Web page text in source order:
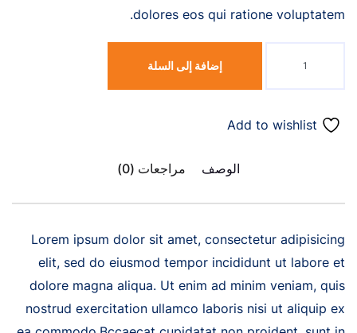
dolores eos qui ratione voluptatem.
إضافة إلى السلة
Add to wishlist
الوصف مراجعات (0)
Lorem ipsum dolor sit amet, consectetur adipisicing
elit, sed do eiusmod tempor incididunt ut labore et
dolore magna aliqua. Ut enim ad minim veniam, quis
nostrud exercitation ullamco laboris nisi ut aliquip ex